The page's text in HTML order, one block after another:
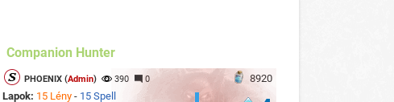
Companion Hunter
8920
PHOENIX (Admin) 390 0
Lapok: 15 Lény - 15 Spell